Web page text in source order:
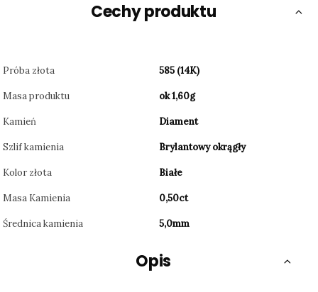
Cechy produktu
Próba złota 585 (14K)
Masa produktu ok 1,60g
Kamień Diament
Szlif kamienia Brylantowy okrągły
Kolor złota Białe
Masa Kamienia 0,50ct
Średnica kamienia 5,0mm
Opis